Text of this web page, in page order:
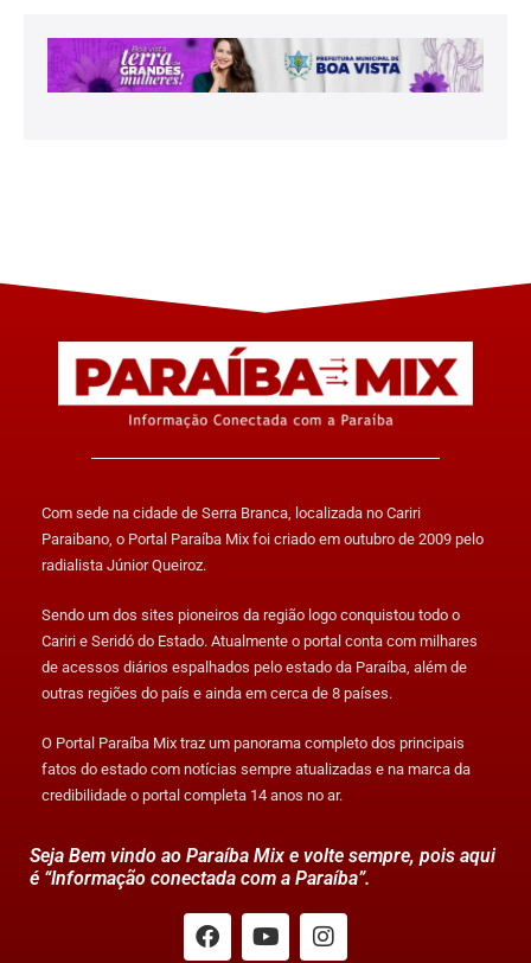
Com sede na cidade de Serra Branca, localizada no Cariri
Paraibano, o Portal Paraíba Mix foi criado em outubro de 2009 pelo
radialista Júnior Queiroz.
Sendo um dos sites pioneiros da região logo conquistou todo o
Cariri e Seridó do Estado. Atualmente o portal conta com milhares
de acessos diários espalhados pelo estado da Paraíba, além de
outras regiões do país e ainda em cerca de 8 países.
O Portal Paraíba Mix traz um panorama completo dos principais
fatos do estado com notícias sempre atualizadas e na marca da
credibilidade o portal completa 14 anos no ar.
Seja Bem vindo ao Paraíba Mix e volte sempre, pois aqui
é “Informação conectada com a Paraíba”.